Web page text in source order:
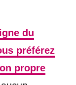
du
préférez
propre